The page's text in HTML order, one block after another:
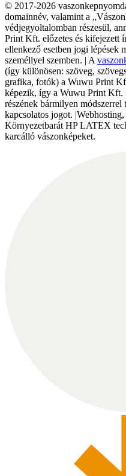
© 2017-2026
domainnév, valamint a
védjegyoltalomban részesül,
Print Kft. előzetes és kifejezett
ellenkező esetben jogi lépések
személlyel szemben. | A
(így különösen: szöveg,
grafika, fotók) a Wuwu Print
képezik, így a Wuwu Print Kft.
részének bármilyen módszerrel
kapcsolatos jogot.
Környezetbarát HP LATEX
karcálló vászonképeket.